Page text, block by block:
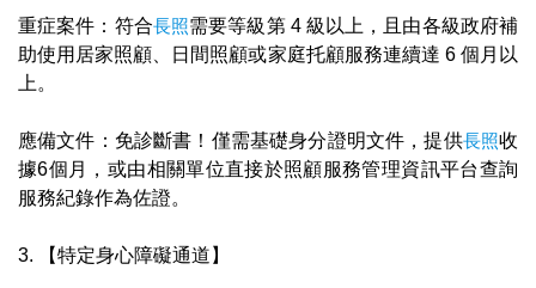
重症案件：符合長照需要等級第 4 級以上，且由各級政府補
助使用居家照顧、日間照顧或家庭托顧服務連續達 6 個月以
上。
應備文件：免診斷書！僅需基礎身分證明文件，提供長照收
據6個月，或由相關單位直接於照顧服務管理資訊平台查詢
服務紀錄作為佐證。
3. 【特定身心障礙通道】